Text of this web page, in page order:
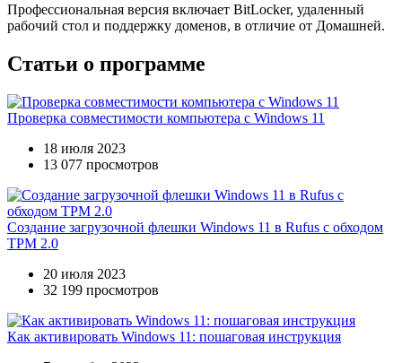
Профессиональная версия включает BitLocker, удаленный
рабочий стол и поддержку доменов, в отличие от Домашней.
Статьи о программе
Проверка совместимости компьютера с Windows 11
18 июля 2023
13 077 просмотров
Создание загрузочной флешки Windows 11 в Rufus с обходом
TPM 2.0
20 июля 2023
32 199 просмотров
Как активировать Windows 11: пошаговая инструкция